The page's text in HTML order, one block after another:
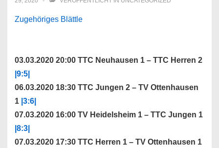
Zugehöriges Blättle
03.03.2020 20:00 TTC Neuhausen 1 – TTC Herren 2
|9:5|
06.03.2020 18:30 TTC Jungen 2 – TV Ottenhausen
1 |3:6|
07.03.2020 16:00 TV Heidelsheim 1 – TTC Jungen 1
|8:3|
07.03.2020 17:30 TTC Herren 1 – TV Ottenhausen 1